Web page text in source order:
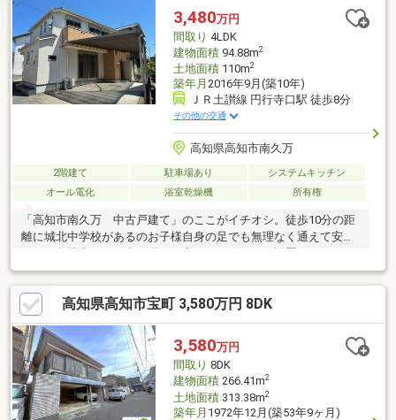
境】・高知宝町郵便局まで徒歩３分・ファミリーマート高知伊勢
崎町店まで徒歩５分
3,480万円
間取り 4LDK
建物面積94.88m2
土地面積110m2
築年月 2016年9月(築10年)
ＪＲ土讃線 円行寺口駅 徒歩8分
その他の交通
高知県高知市南久万
2階建て 駐車場あり
システムキッチン
オール電化
浴室乾燥機 所有権
「高知市南久万 中古戸建て」のここがイチオシ。徒歩10分の距
離に城北中学校があるのお子様自身の足でも無理なく通えて安心
毎日の出し入れも快適に行えます。開放感のある間取りの4LDK物
件です。オール電化システムを導入した住まいで毎日の光熱費を
スマートに抑えることが可能です。キッチンには、食洗機付きシ
ステムキッチンや収納豊富なカップボード・パントリーの設備が
あります。
高知県高知市宝町 3,580万円 8DK
3,580万円
間取り 8DK
建物面積266.41m2
土地面積313.38m2
築年月 1972年12月(築53年9ヶ月)